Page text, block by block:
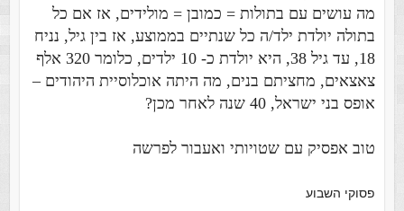
מה עושים עם בתולות = כמובן = מולידים, אז אם כל
בתולה יולדת ילד/ה כל שנתיים בממוצע, אז בין גיל, נניח
18, עד גיל 38, היא יולדת כ- 10 ילדים, כלומר 320 אלף
צאצאים, מחציתם בנים, מה היתה אוכלוסיית היהודים –
אופס בני ישראל, 40 שנה לאחר מכן?
טוב אפסיק עם שטויותי ואעבור לפרשה
פסוקי השבוע